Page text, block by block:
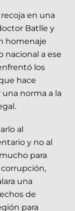
en una
Batlle y
homenaje
nacional a ese
los
hace
norma a la
al
y no al
para
una
de
para